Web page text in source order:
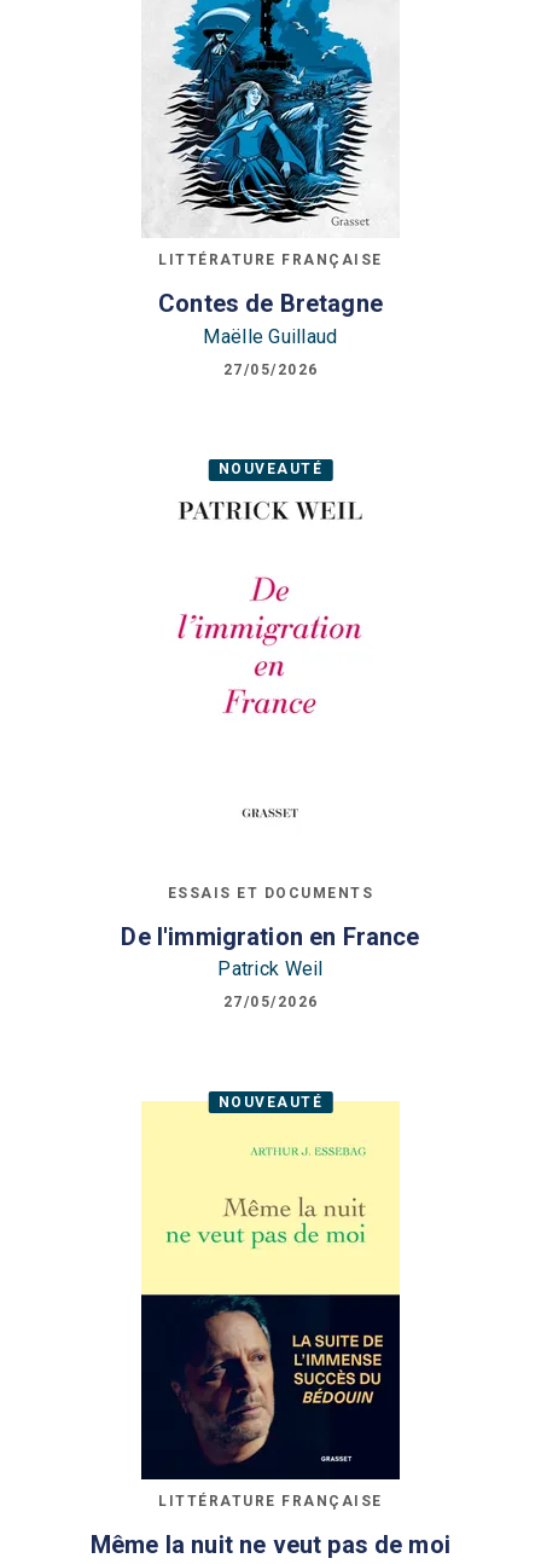
LITTÉRATURE FRANÇAISE
Contes de Bretagne
Maëlle Guillaud
27/05/2026
NOUVEAUTÉ
ESSAIS ET DOCUMENTS
De l'immigration en France
Patrick Weil
27/05/2026
NOUVEAUTÉ
LITTÉRATURE FRANÇAISE
Même la nuit ne veut pas de moi